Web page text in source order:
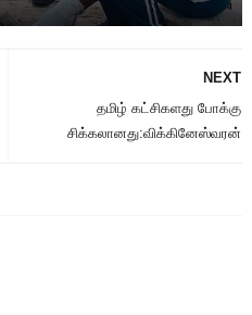
NEXT
தமிழ் கட்சிகளது போக்கு
சிக்கலானது:விக்கினேஸ்வரன்